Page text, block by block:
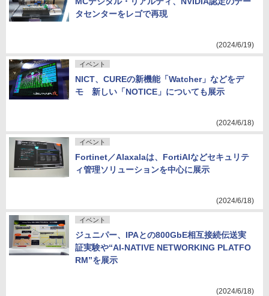
タセンターをレゴで再現
(2024/6/19)
イベント
NICT、CUREの新機能「Watcher」などをデ
モ 新しい「NOTICE」についても展示
(2024/6/18)
イベント
Fortinet／Alaxalaは、FortiAIなどセキュリテ
ィ管理ソリューションを中心に展示
(2024/6/18)
イベント
ジュニパー、IPAとの800GbE相互接続伝送実
証実験や“AI-NATIVE NETWORKING PLATFO
RM”を展示
(2024/6/18)